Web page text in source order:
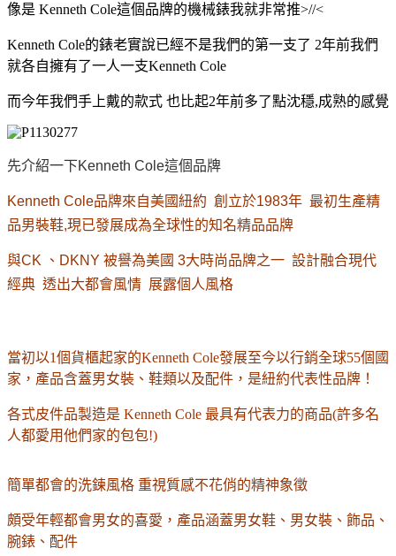
像是 Kenneth Cole這個品牌的機械錶我就非常推>//<
Kenneth Cole的錶老實說已經不是我們的第一支了 2年前我們
就各自擁有了一人一支Kenneth Cole
而今年我們手上戴的款式 也比起2年前多了點沈穩,成熟的感覺
先介紹一下Kenneth Cole這個品牌
Kenneth Cole品牌來自美國紐約 創立於1983年 最初生產精
品男裝鞋,現已發展成為全球性的知名精品品牌
與CK 、DKNY 被譽為美國 3大時尚品牌之一 設計融合現代
經典 透出大都會風情 展露個人風格
當初以1個貨櫃起家的Kenneth Cole發展至今以行銷全球55個國
家，產品含蓋男女裝、鞋類以及配件，是紐約代表性品牌！
各式皮件品製造是 Kenneth Cole 最具有代表力的商品(許多名
人都愛用他們家的包包!)
簡單都會的洗鍊風格 重視質感不花俏的精神象徵
頗受年輕都會男女的喜愛，產品涵蓋男女鞋、男女裝、飾品、
腕錶、配件